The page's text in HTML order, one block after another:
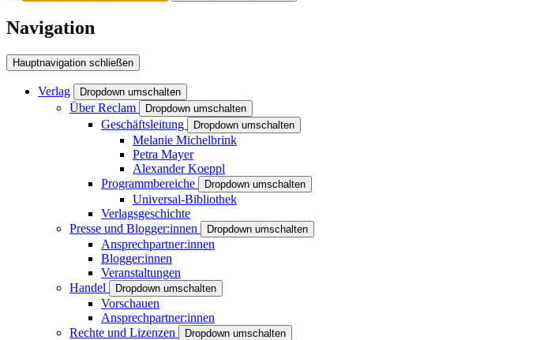
Navigation
Hauptnavigation schließen
Verlag Dropdown umschalten
Über Reclam Dropdown umschalten
Geschäftsleitung Dropdown umschalten
Melanie Michelbrink
Petra Mayer
Alexander Koeppl
Programmbereiche
Dropdown umschalten
Universal-Bibliothek
Verlagsgeschichte
Presse und Blogger:innen
Dropdown umschalten
Ansprechpartner:innen
Blogger:innen
Veranstaltungen
Handel
Dropdown umschalten
Vorschauen
Ansprechpartner:innen
Rechte und Lizenzen
Dropdown umschalten